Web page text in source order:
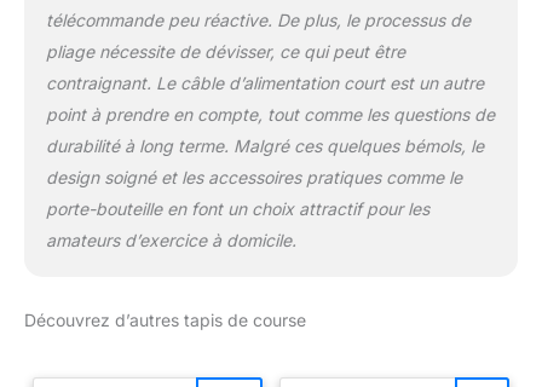
télécommande peu réactive. De plus, le processus de
pliage nécessite de dévisser, ce qui peut être
contraignant. Le câble d’alimentation court est un autre
point à prendre en compte, tout comme les questions de
durabilité à long terme. Malgré ces quelques bémols, le
design soigné et les accessoires pratiques comme le
porte-bouteille en font un choix attractif pour les
amateurs d’exercice à domicile.
Découvrez d’autres tapis de course